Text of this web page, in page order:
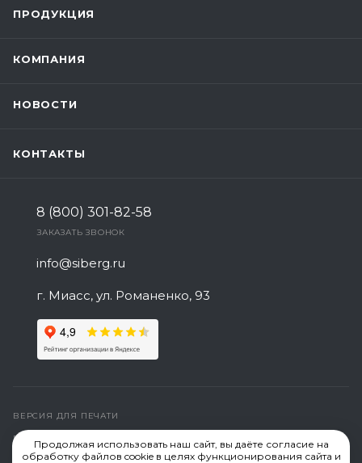
ПРОДУКЦИЯ
КОМПАНИЯ
НОВОСТИ
КОНТАКТЫ
8 (800) 301-82-58
ЗАКАЗАТЬ ЗВОНОК
info@siberg.ru
г. Миасс, ул. Романенко, 93
ВЕРСИЯ ДЛЯ ПЕЧАТИ
ПОЛИТИКА КОНФИДЕНЦИАЛЬНОСТИ
Продолжая использовать наш сайт, вы даёте согласие на
обработку файлов cookie в целях функционирования сайта и